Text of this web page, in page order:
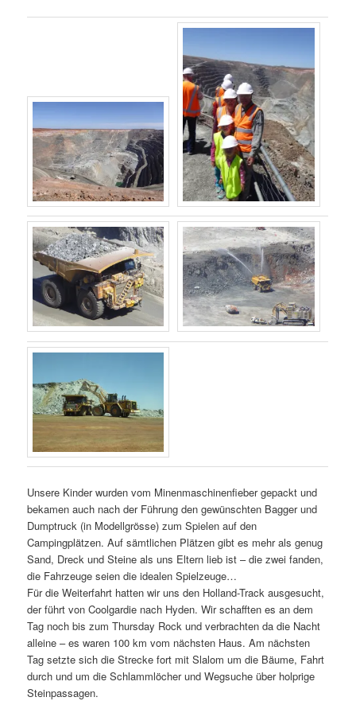
Unsere Kinder wurden vom Minenmaschinenfieber gepackt und
bekamen auch nach der Führung den gewünschten Bagger und
Dumptruck (in Modellgrösse) zum Spielen auf den
Campingplätzen. Auf sämtlichen Plätzen gibt es mehr als genug
Sand, Dreck und Steine als uns Eltern lieb ist – die zwei fanden,
die Fahrzeuge seien die idealen Spielzeuge…
Für die Weiterfahrt hatten wir uns den Holland-Track ausgesucht,
der führt von Coolgardie nach Hyden. Wir schafften es an dem
Tag noch bis zum Thursday Rock und verbrachten da die Nacht
alleine – es waren 100 km vom nächsten Haus. Am nächsten
Tag setzte sich die Strecke fort mit Slalom um die Bäume, Fahrt
durch und um die Schlammlöcher und Wegsuche über holprige
Steinpassagen.